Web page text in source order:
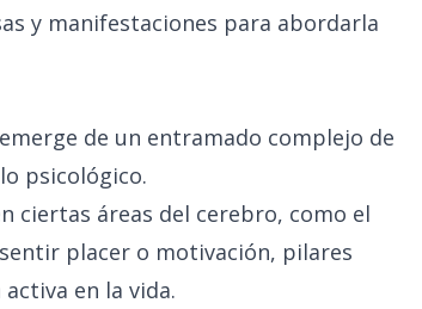
y manifestaciones para abordarla
de un entramado complejo de
psicológico.
ciertas áreas del cerebro, como el
placer o motivación, pilares
en la vida.